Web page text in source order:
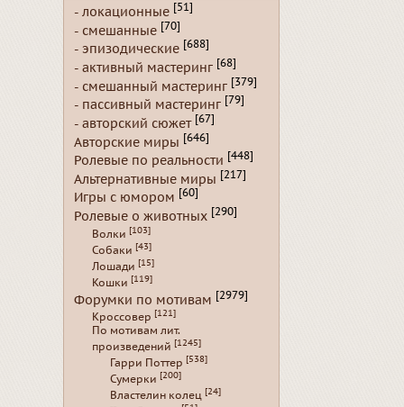
- локационные [51]
- смешанные [70]
- эпизодические [688]
- активный мастеринг [68]
- смешанный мастеринг [379]
- пассивный мастеринг [79]
- авторский сюжет [67]
Авторские миры [646]
Ролевые по реальности [448]
Альтернативные миры [217]
Игры с юмором [60]
Ролевые о животных [290]
Волки [103]
Собаки [43]
Лошади [15]
Кошки [119]
Форумки по мотивам [2979]
Кроссовер [121]
По мотивам лит.
произведений [1245]
Гарри Поттер [538]
Сумерки [200]
Властелин колец [24]